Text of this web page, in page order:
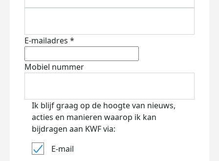
E-mailadres *
Mobiel nummer
Ik blijf graag op de hoogte van nieuws,
acties en manieren waarop ik kan
bijdragen aan KWF via:
E-mail